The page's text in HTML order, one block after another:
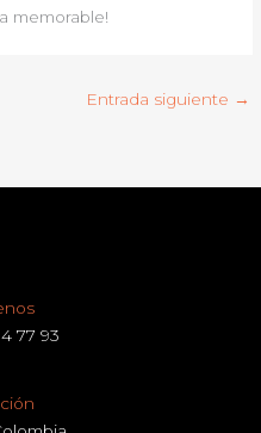
memorable!
Entrada siguiente →
77 93